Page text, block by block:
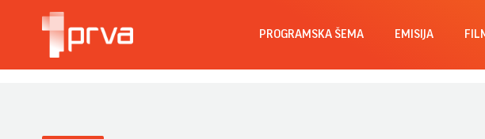
PROGRAMSKA ŠEMA EMISIJA